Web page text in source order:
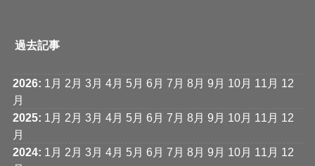
過去記事
2026: 1月 2月 3月 4月 5月 6月 7月 8月 9月 10月 11月 12
月
2025: 1月 2月 3月 4月 5月 6月 7月 8月 9月 10月 11月 12
月
2024: 1月 2月 3月 4月 5月 6月 7月 8月 9月 10月 11月 12